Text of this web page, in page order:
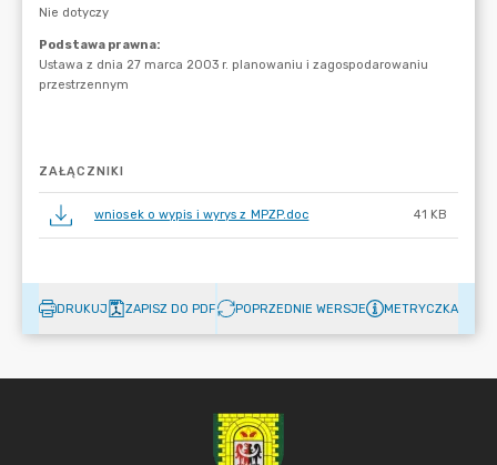
ZAŁĄCZNIKI
wniosek o wypis i wyrys z MPZP.doc 41 KB
DRUKUJ ZAPISZ DO PDF POPRZEDNIE WERSJE METRYCZKA